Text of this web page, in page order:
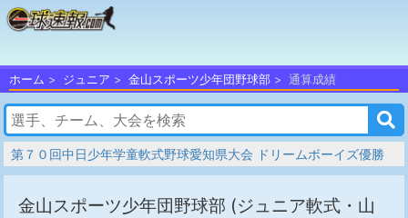
ホーム ジュニア 金山スポーツ少年団野球部 通算成績
第７０回中日少年学童軟式野球愛知県大会 ドリームボーイズ優勝
金山スポーツ少年団野球部 (ジュニア軟式・山